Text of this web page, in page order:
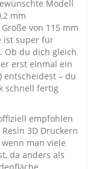
Modell
mm
von 115 mm
ist super für
Ob du dich gleich
erst einmal ein
entscheidest – du
schnell fertig
empfohlen
3D Druckern
man viele
da anders als